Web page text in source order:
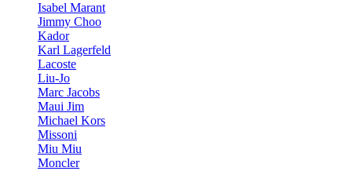
Isabel Marant
Jimmy Choo
Kador
Karl Lagerfeld
Lacoste
Liu-Jo
Marc Jacobs
Maui Jim
Michael Kors
Missoni
Miu Miu
Moncler